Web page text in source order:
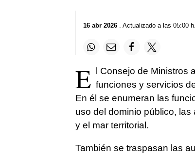
16 abr 2026. Actualizado a las 05:00 h.
E
l Consejo de
funciones y servicios
En él se enumeran las
uso del dominio público,
y el mar territorial.
También se traspasan las